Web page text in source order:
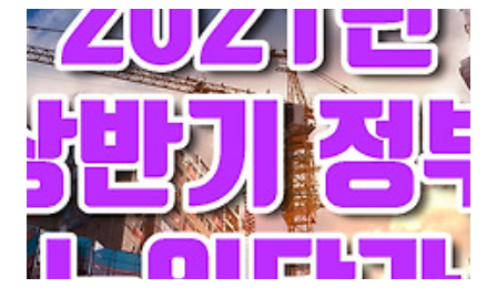
시겠지만, 아무래도 건설업에 종사하는 분들이라면 꼭 한 번쯤은 확인해
봐야 할 자료가 아닐까 싶습니다. 건설공사 표준품셈 자료는 국토교통부
화 한국건설기술연구원이 함께 발행하는 자료로 공통 공사 분야와 토목
공사, 건축공사, 기계설비 공사에 두루 활용되는 표준자료입니다. 이 표
준품셈을 제공하는 데 있어 그 목적은 공공기관에서 시행하는 건설공사
에 대해 적정한 가격을..